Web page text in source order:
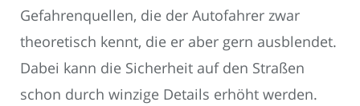
Gefahrenquellen, die der Autofahrer zwar
theoretisch kennt, die er aber gern ausblendet.
Dabei kann die Sicherheit auf den Straßen
schon durch winzige Details erhöht werden.